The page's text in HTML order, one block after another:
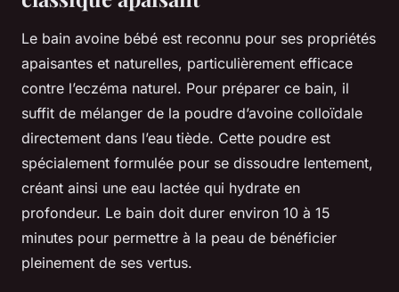
Le bain avoine bébé est reconnu pour ses propriétés
apaisantes et naturelles, particulièrement efficace
contre l’eczéma naturel. Pour préparer ce bain, il
suffit de mélanger de la poudre d’avoine colloïdale
directement dans l’eau tiède. Cette poudre est
spécialement formulée pour se dissoudre lentement,
créant ainsi une eau lactée qui hydrate en
profondeur. Le bain doit durer environ 10 à 15
minutes pour permettre à la peau de bénéficier
pleinement de ses vertus.